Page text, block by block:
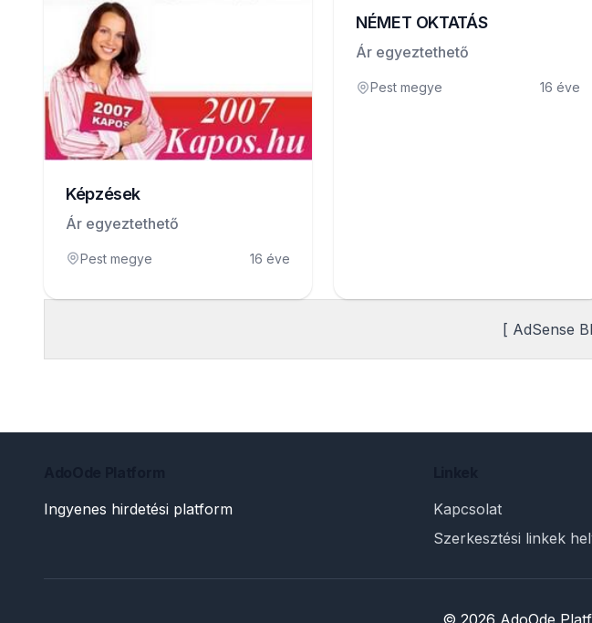
Képzések
Ár egyeztethető
Pest megye 16 éve
NÉMET OKTATÁS
Ár egyeztethető
Pest megye 16 éve
[ AdSense
Ingyenes hirdetési platform
Kapcsolat
Szerkesztési linkek
© 2026 AdoOde